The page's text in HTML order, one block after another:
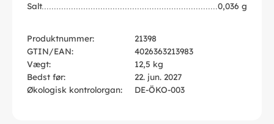
Salt
0,036 g
Produktnummer:
21398
GTIN/EAN:
4026363213983
Vægt:
12,5 kg
Bedst før:
22. jun. 2027
Økologisk kontrolorgan:
DE-ÖKO-003